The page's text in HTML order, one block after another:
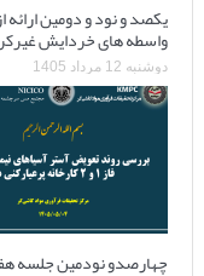
یکصد و نود و دومین ارائه
واسطه های خردایش
دوشنبه 12 مرداد 1405
چهارصدو نودمین جلسه